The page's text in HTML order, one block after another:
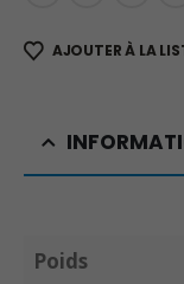
AJOUTER À LA
Poids